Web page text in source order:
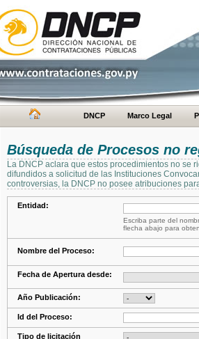
DNCP Marco Legal
Búsqueda de Procesos no
La DNCP aclara que estos procedimientos no se
difundidos a solicitud de las Instituciones
controversias, la DNCP no posee atribuciones
Entidad:
Escriba parte del
flecha abajo para
Nombre del Proceso:
Fecha de Apertura desde:
Año Publicación:
Id del Proceso:
Tipo de licitación